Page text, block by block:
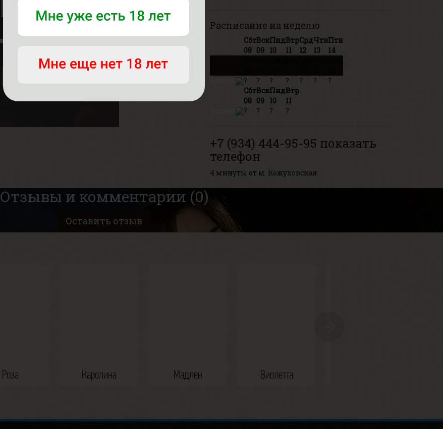
Расписание на неделю
Сбт
08
Вск
09
Пнд
10
Втр
11
Срд
12
Чтв
13
Птн
14
? ? ? ? ? ?
?
Сбт
08
Вск
09
Пнд
10
Втр
11
? ? ? ?
+7 (934) 444-95-95 показать
телефон
4 минуты от м. Кожуховская
Отзывы и комментарии (0)
Оставить отзыв
Роза Каролина Мадлен Виолетта